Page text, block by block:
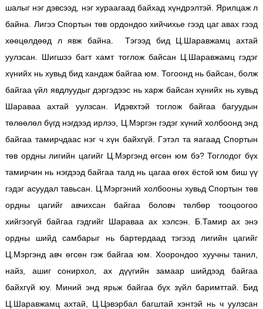
шалыг нэг дэвсээд, нэг хураагаад байхад хүндрэлтэй. Ярилцаж л
байна. Лигээ Спортын төв ордондоо хийчихье гээд цаг авах гээд
хөөцөлдөөд л явж байна. Тэгээд бид Ц.Шаравжамц ахтай
уулзсан. Шигшээ багт хамт тоглож байсан Ц.Шаравжамц гэдэг
хүнийх нь хувьд бид хандаж байгаа юм. Тогоонд нь байсан, болж
байгаа үйл явдлуудыг дэргэдээс нь харж байсан хүнийх нь хувьд
Шараваа ахтай уулзсан. Идэвхтэй тоглож байгаа багуудын
төлөөлөл бүгд нэгдээд ирлээ, Ц.Мэргэн гэдэг хүний холбоонд энд
байгаа тамирчдаас нэг ч хүн байхгүй. Гэтэл та яагаад Спортын
төв ордны лигийн цагийг Ц.Мэргэнд өгсөн юм бэ? Тоглодог бүх
тамирчин нь нэгдээд байгаа талд нь цагаа өгөх ёстой юм биш үү
гэдэг асуудал тавьсан. Ц.Мэргэний холбооны хувьд Спортын төв
ордны цагийг авчихсан байгаа боловч төлбөр тооцоогоо
хийгээгүй байгаа гэдгийг Шараваа ах хэлсэн. Б.Тамир ах энэ
ордны шийд самбарыг нь бартердаад тэгээд лигийн цагийг
Ц.Мэргэнд авч өгсөн гэж байгаа юм. Хоорондоо хуучны танил,
найз, ашиг сонирхол, ах дүүгийн замаар шийдээд байгаа
байхгүй юу. Миний энд ярьж байгаа бүх зүйл баримттай. Бид
Ц.Шаравжамц ахтай, Ц.Цэвэрбал багштай хэнтэй нь ч уулзсан